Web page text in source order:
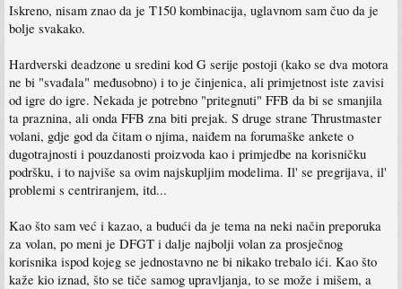
Iskreno, nisam znao da je T150 kombinacija, uglavnom sam čuo da je
bolje svakako.
Hardverski deadzone u sredini kod G serije postoji (kako se dva motora
ne bi "svađala" međusobno) i to je činjenica, ali primjetnost iste zavisi
od igre do igre. Nekada je potrebno "pritegnuti" FFB da bi se smanjila
ta praznina, ali onda FFB zna biti prejak. S druge strane Thrustmaster
volani, gdje god da čitam o njima, naiđem na forumaške ankete o
dugotrajnosti i pouzdanosti proizvoda kao i primjedbe na korisničku
podršku, i to najviše sa ovim najskupljim modelima. Il' se pregrijava, il'
problemi s centriranjem, itd...
Kao što sam već i kazao, a budući da je tema na neki način preporuka
za volan, po meni je DFGT i dalje najbolji volan za prosječnog
korisnika ispod kojeg se jednostavno ne bi nikako trebalo ići. Kao što
kaže kio iznad, što se tiče samog upravljanja, to se može i mišem, a